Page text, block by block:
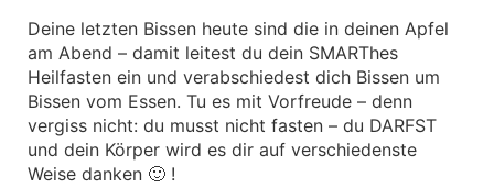
Deine letzten Bissen heute sind die in deinen Apfel
am Abend – damit leitest du dein SMARThes
Heilfasten ein und verabschiedest dich Bissen um
Bissen vom Essen. Tu es mit Vorfreude – denn
vergiss nicht: du musst nicht fasten – du DARFST
und dein Körper wird es dir auf verschiedenste
Weise danken 🙂 !